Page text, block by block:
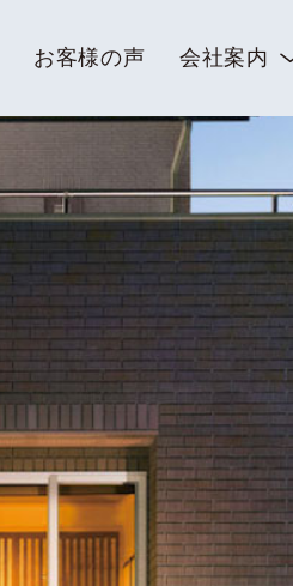
お客様の声 会社案内